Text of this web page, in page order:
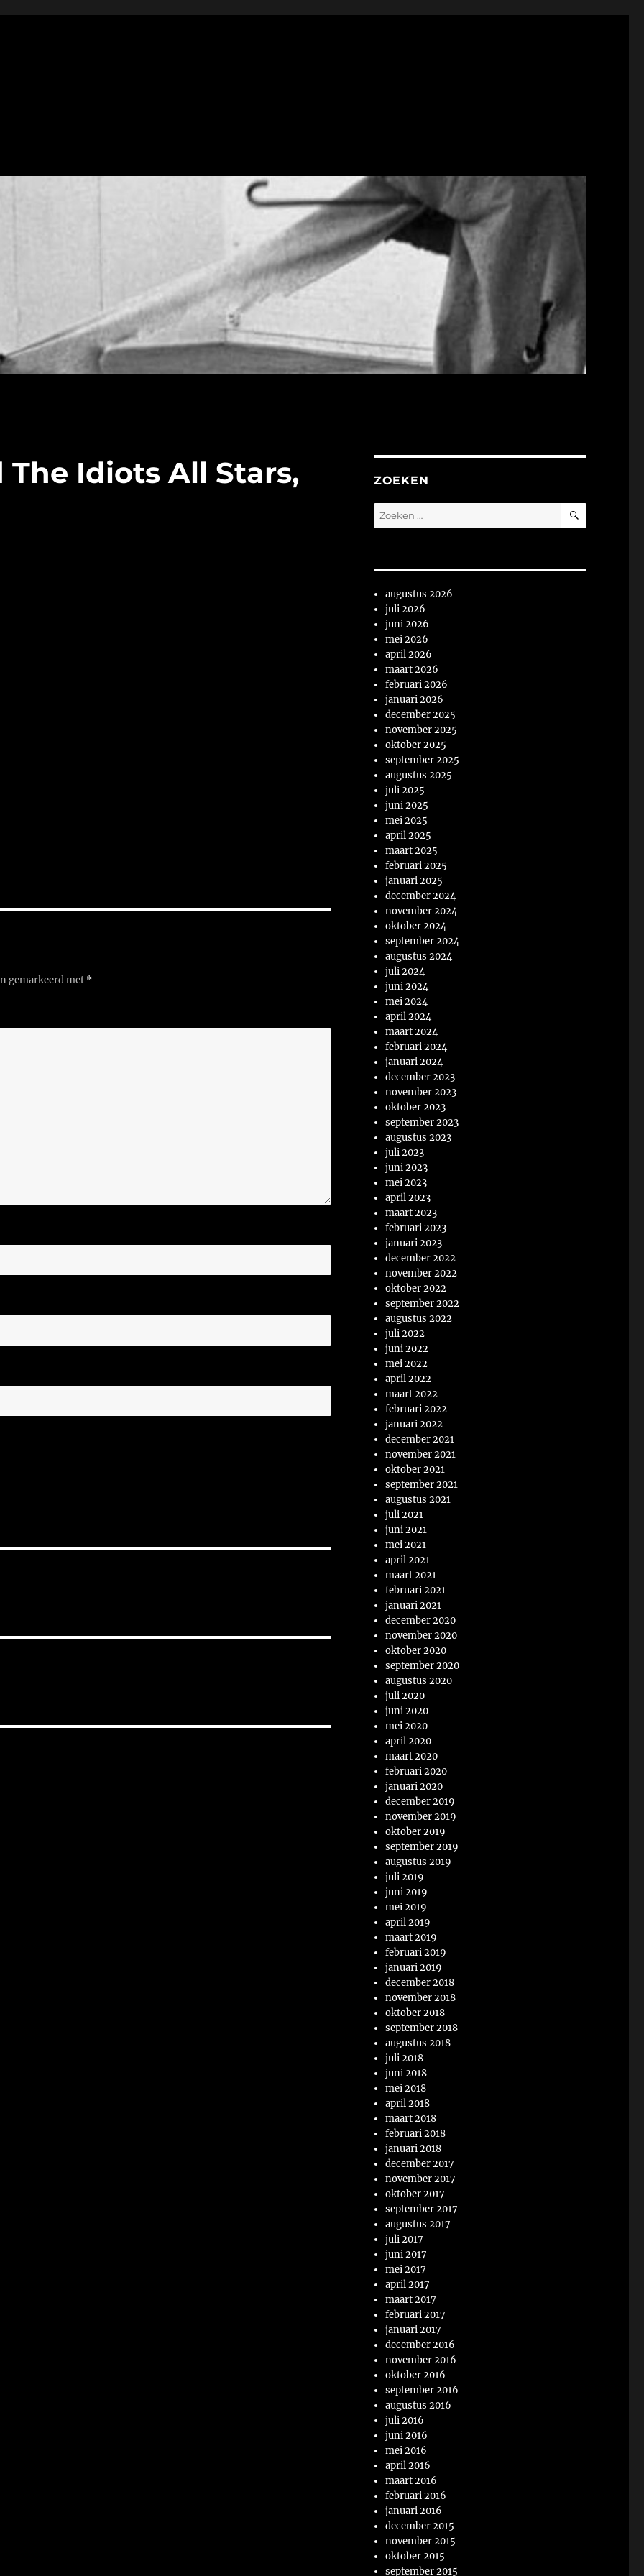
The Idiots All Stars,
gemarkeerd met *
ZOEKEN
Zoeken
naar:
ZOEKEN
augustus 2026
juli 2026
juni 2026
mei 2026
april 2026
maart 2026
februari 2026
januari 2026
december 2025
november 2025
oktober 2025
september 2025
augustus 2025
juli 2025
juni 2025
mei 2025
april 2025
maart 2025
februari 2025
januari 2025
december 2024
november 2024
oktober 2024
september 2024
augustus 2024
juli 2024
juni 2024
mei 2024
april 2024
maart 2024
februari 2024
januari 2024
december 2023
november 2023
oktober 2023
september 2023
augustus 2023
juli 2023
juni 2023
mei 2023
april 2023
maart 2023
februari 2023
januari 2023
december 2022
november 2022
oktober 2022
september 2022
augustus 2022
juli 2022
juni 2022
mei 2022
april 2022
maart 2022
februari 2022
januari 2022
december 2021
november 2021
oktober 2021
september 2021
augustus 2021
juli 2021
juni 2021
mei 2021
april 2021
maart 2021
februari 2021
januari 2021
december 2020
november 2020
oktober 2020
september 2020
augustus 2020
juli 2020
juni 2020
mei 2020
april 2020
maart 2020
februari 2020
januari 2020
december 2019
november 2019
oktober 2019
september 2019
augustus 2019
juli 2019
juni 2019
mei 2019
april 2019
maart 2019
februari 2019
januari 2019
december 2018
november 2018
oktober 2018
september 2018
augustus 2018
juli 2018
juni 2018
mei 2018
april 2018
maart 2018
februari 2018
januari 2018
december 2017
november 2017
oktober 2017
september 2017
augustus 2017
juli 2017
juni 2017
mei 2017
april 2017
maart 2017
februari 2017
januari 2017
december 2016
november 2016
oktober 2016
september 2016
augustus 2016
juli 2016
juni 2016
mei 2016
april 2016
maart 2016
februari 2016
januari 2016
december 2015
november 2015
oktober 2015
september 2015